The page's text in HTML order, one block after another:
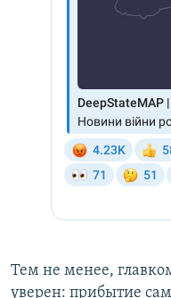
Тем не менее,
уверен: прибытие